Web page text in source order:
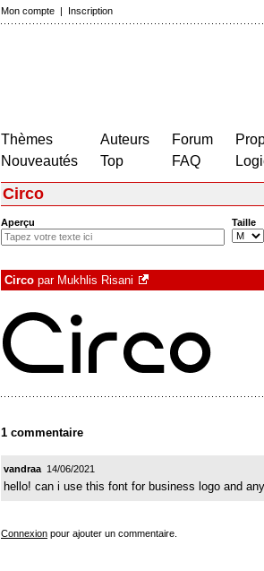
Mon compte | Inscription
Thèmes
Nouveautés
Auteurs
Top
Forum
FAQ
Circo
Aperçu Taille
Circo par Mukhlis Risani
1 commentaire
vandraa 14/06/2021
hello! can i use this font for business logo and
Connexion pour ajouter un commentaire.